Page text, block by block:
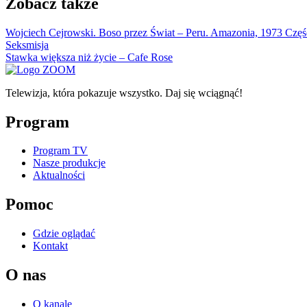
Wojciech Cejrowski. Boso przez Świat – Peru. Amazonia, 1973
Seksmisja
Stawka większa niż życie – Cafe Rose
Telewizja, która pokazuje wszystko. Daj się wciągnąć!
Program
Program TV
Nasze produkcje
Aktualności
Pomoc
Gdzie oglądać
Kontakt
O nas
O kanale